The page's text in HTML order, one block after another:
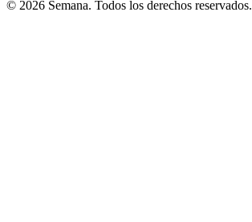
© 2026 Semana. Todos los derechos reservados.